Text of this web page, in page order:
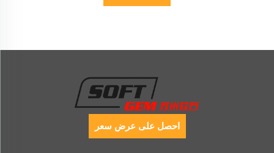
احصل على عرض سعر